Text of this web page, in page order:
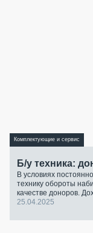
Комплектующие и сервис
Б/у техника:
В условиях
технику обороты
качестве доноров.
25.04.2025